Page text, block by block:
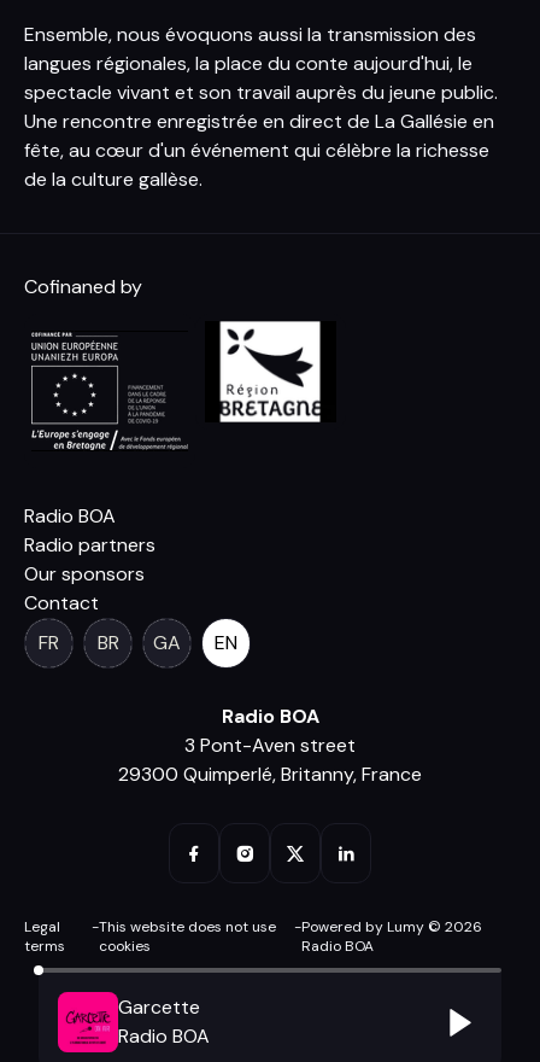
Ensemble, nous évoquons aussi la transmission des
langues régionales, la place du conte aujourd'hui, le
spectacle vivant et son travail auprès du jeune public.
Une rencontre enregistrée en direct de La Gallésie en
fête, au cœur d'un événement qui célèbre la richesse
de la culture gallèse.
Cofinaned by
Radio BOA
Radio partners
Our sponsors
Contact
FR
BR GA EN
Radio BOA
3 Pont-Aven street
29300 Quimperlé, Britanny, France
Legal
terms
-This website does not use
cookies
-Powered by Lumy © 2026
Radio BOA
Garcette
Radio BOA